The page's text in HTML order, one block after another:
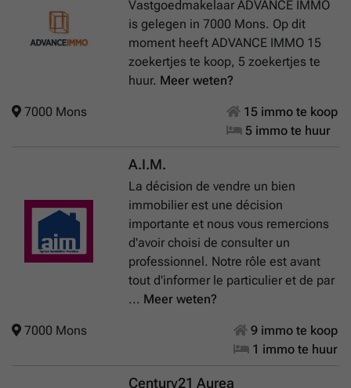
Vastgoedmakelaar ADVANCE IMMO
is gelegen in 7000 Mons. Op dit
moment heeft ADVANCE IMMO 15
zoekertjes te koop, 5 zoekertjes te
huur. Meer weten?
7000 Mons
15 immo te koop
5 immo te huur
A.I.M.
La décision de vendre un bien
immobilier est une décision
importante et nous vous remercions
d'avoir choisi de consulter un
professionnel. Notre rôle est avant
tout d'informer le particulier et de par
... Meer weten?
7000 Mons
9 immo te koop
1 immo te huur
Century21 Aurea